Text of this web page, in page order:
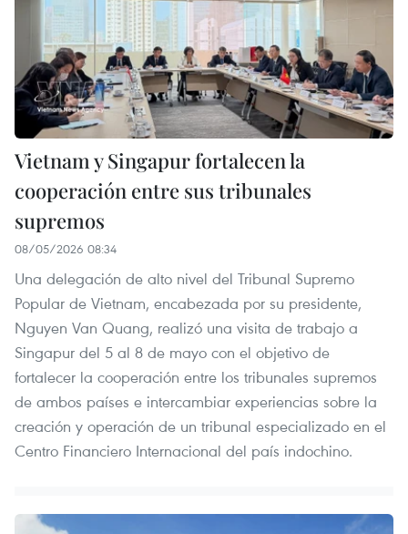
Vietnam y Singapur fortalecen la
cooperación entre sus tribunales
supremos
08/05/2026 08:34
Una delegación de alto nivel del Tribunal Supremo
Popular de Vietnam, encabezada por su presidente,
Nguyen Van Quang, realizó una visita de trabajo a
Singapur del 5 al 8 de mayo con el objetivo de
fortalecer la cooperación entre los tribunales supremos
de ambos países e intercambiar experiencias sobre la
creación y operación de un tribunal especializado en el
Centro Financiero Internacional del país indochino.